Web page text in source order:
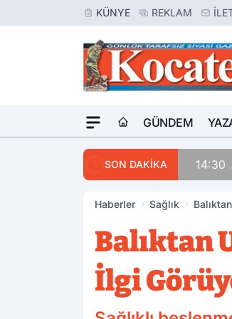
KÜNYE REKLAM
GÜNDEM
SON DAKİKA 14:30
Haberler Sağlık
Balıktan
İlgi